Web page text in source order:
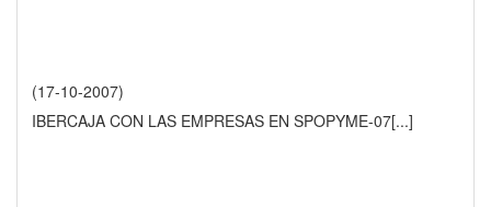
(17-10-2007)
IBERCAJA CON LAS EMPRESAS EN SPOPYME-07[...]